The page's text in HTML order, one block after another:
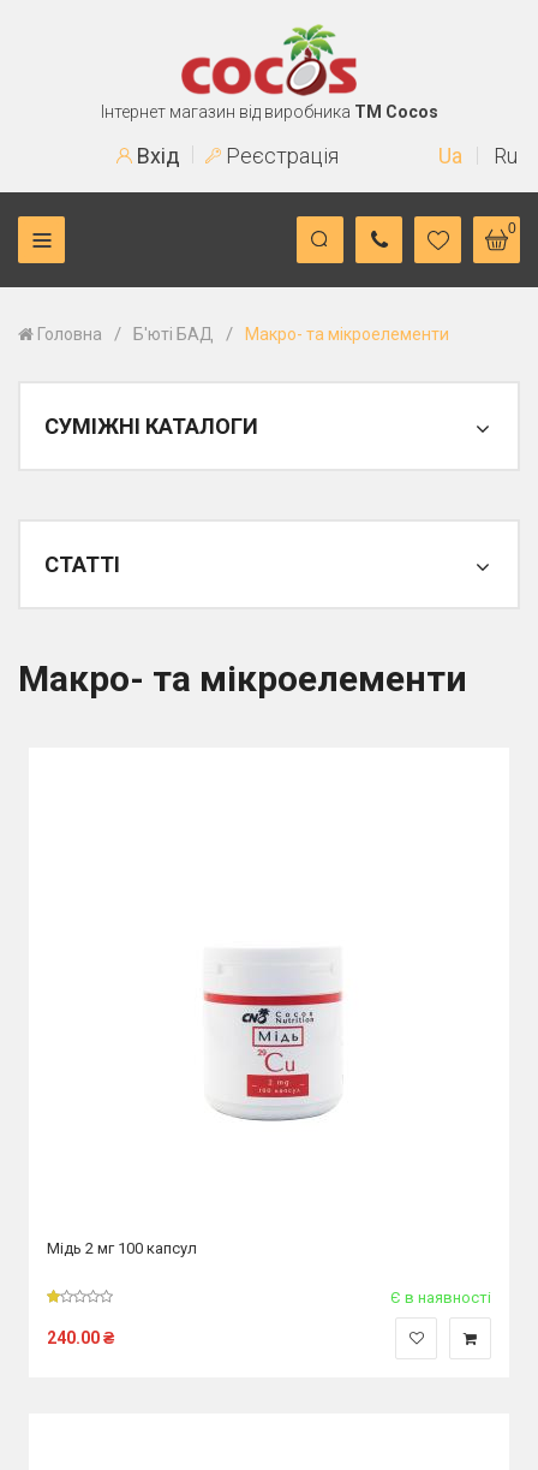
Інтернет магазин від виробника TM Cocos
Вхід Реєстрація Ua Ru
0
Головна / Б'юті БАД / Макро- та мікроелементи
СУМІЖНІ КАТАЛОГИ
СТАТТІ
Макро- та мікроелементи
Мідь 2 мг 100 капсул
Є в наявності
240.00₴